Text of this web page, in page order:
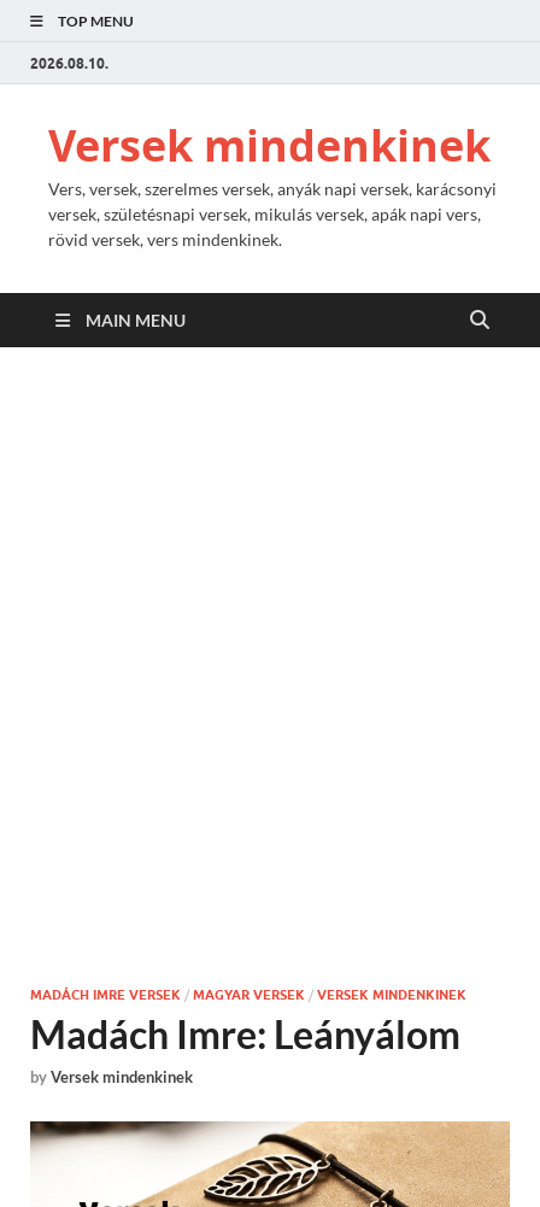
TOP MENU
2026.08.10.
Versek mindenkinek
Vers, versek, szerelmes versek, anyák napi versek, karácsonyi
versek, születésnapi versek, mikulás versek, apák napi vers,
rövid versek, vers mindenkinek.
MAIN MENU
MADÁCH IMRE VERSEK / MAGYAR VERSEK / VERSEK MINDENKINEK
Madách Imre: Leányálom
byVersek mindenkinek